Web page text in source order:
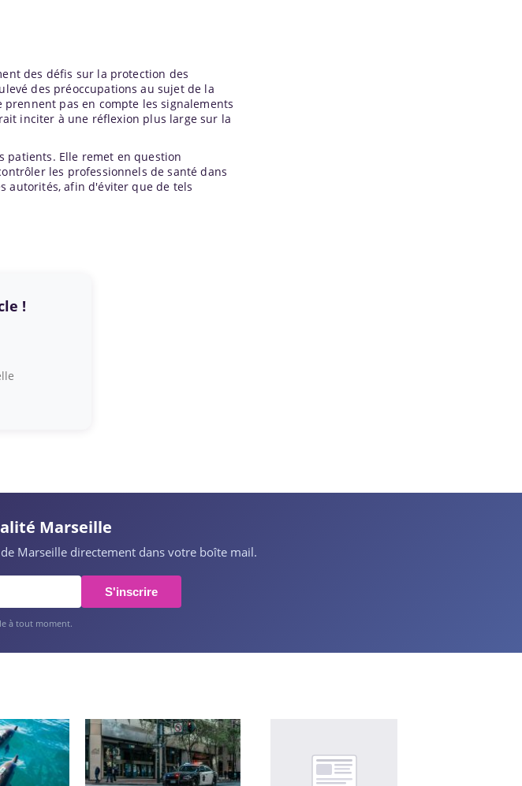
des défis sur la protection des
des préoccupations au sujet de la
pas en compte les signalements
inciter à une réflexion plus large sur la
patients. Elle remet en question
les professionnels de santé dans
autorités, afin d'éviter que de tels
!
Marseille
Marseille directement dans votre boîte mail.
S'inscrire
à tout moment.